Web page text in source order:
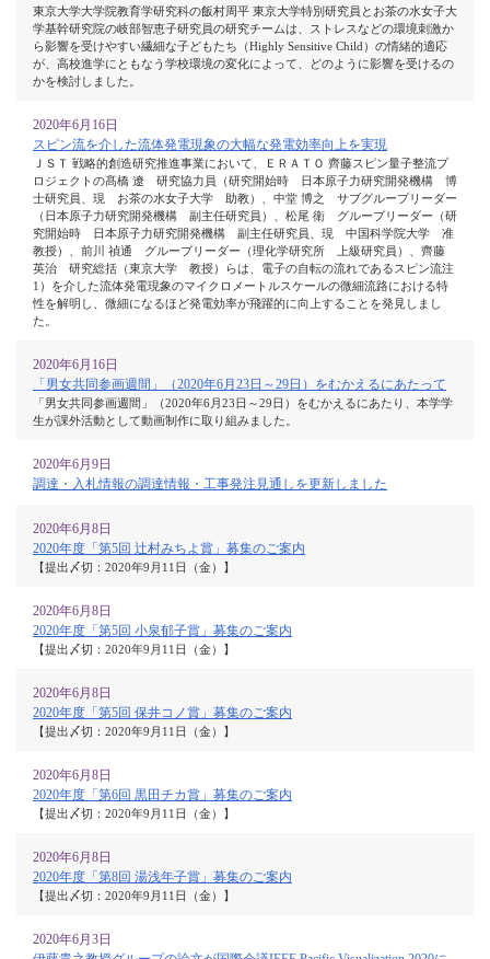
東京大学大学院教育学研究科の飯村周平 東京大学特別研究員とお茶の水女子大
学基幹研究院の岐部智恵子研究員の研究チームは、ストレスなどの環境刺激か
ら影響を受けやすい繊細な子どもたち（Highly Sensitive Child）の情緒的適応
が、高校進学にともなう学校環境の変化によって、どのように影響を受けるの
かを検討しました。
2020年6月16日
スピン流を介した流体発電現象の大幅な発電効率向上を実現
ＪＳＴ 戦略的創造研究推進事業において、ＥＲＡＴＯ 齊藤スピン量子整流プ
ロジェクトの髙橋 遼 研究協力員（研究開始時 日本原子力研究開発機構 博
士研究員、現 お茶の水女子大学 助教）、中堂 博之 サブグループリーダー
（日本原子力研究開発機構 副主任研究員）、松尾 衛 グループリーダー（研
究開始時 日本原子力研究開発機構 副主任研究員、現 中国科学院大学 准
教授）、前川 禎通 グループリーダー（理化学研究所 上級研究員）、齊藤
英治 研究総括（東京大学 教授）らは、電子の自転の流れであるスピン流注
1）を介した流体発電現象のマイクロメートルスケールの微細流路における特
性を解明し、微細になるほど発電効率が飛躍的に向上することを発見しまし
た。
2020年6月16日
「男女共同参画週間」（2020年6月23日～29日）をむかえるにあたって
「男女共同参画週間」（2020年6月23日～29日）をむかえるにあたり、本学学
生が課外活動として動画制作に取り組みました。
2020年6月9日
調達・入札情報の調達情報・工事発注見通しを更新しました
2020年6月8日
2020年度「第5回 辻村みちよ賞」募集のご案内
【提出〆切：2020年9月11日（金）】
2020年6月8日
2020年度「第5回 小泉郁子賞」募集のご案内
【提出〆切：2020年9月11日（金）】
2020年6月8日
2020年度「第5回 保井コノ賞」募集のご案内
【提出〆切：2020年9月11日（金）】
2020年6月8日
2020年度「第6回 黒田チカ賞」募集のご案内
【提出〆切：2020年9月11日（金）】
2020年6月8日
2020年度「第8回 湯浅年子賞」募集のご案内
【提出〆切：2020年9月11日（金）】
2020年6月3日